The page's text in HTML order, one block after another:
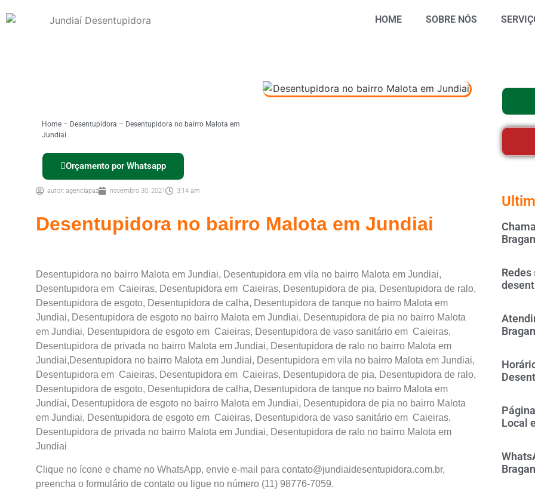
HOME SOBRE NÓS
Home – Desentupidora – Desentupidora no bairro Malota em
Jundiai
Orçamento por Whatsapp
autor: agenciapaz novembro 30, 2021 3:14 am
Desentupidora no bairro Malota em Jundiai
Desentupidora no bairro Malota em Jundiai, Desentupidora em vila no bairro Malota em Jundiai,
Desentupidora em Caieiras, Desentupidora em Caieiras, Desentupidora de pia, Desentupidora de ralo,
Desentupidora de esgoto, Desentupidora de calha, Desentupidora de tanque no bairro Malota em
Jundiai, Desentupidora de esgoto no bairro Malota em Jundiai, Desentupidora de pia no bairro Malota
em Jundiai, Desentupidora de esgoto em Caieiras, Desentupidora de vaso sanitário em Caieiras,
Desentupidora de privada no bairro Malota em Jundiai, Desentupidora de ralo no bairro Malota em
Jundiai,Desentupidora no bairro Malota em Jundiai, Desentupidora em vila no bairro Malota em Jundiai,
Desentupidora em Caieiras, Desentupidora em Caieiras, Desentupidora de pia, Desentupidora de ralo,
Desentupidora de esgoto, Desentupidora de calha, Desentupidora de tanque no bairro Malota em
Jundiai, Desentupidora de esgoto no bairro Malota em Jundiai, Desentupidora de pia no bairro Malota
em Jundiai, Desentupidora de esgoto em Caieiras, Desentupidora de vaso sanitário em Caieiras,
Desentupidora de privada no bairro Malota em Jundiai, Desentupidora de ralo no bairro Malota em
Jundiai
Clique no ícone e chame no WhatsApp, envie e-mail para contato@jundiaidesentupidora.com.br,
preencha o formulário de contato ou ligue no número (11) 98776-7059.
Local